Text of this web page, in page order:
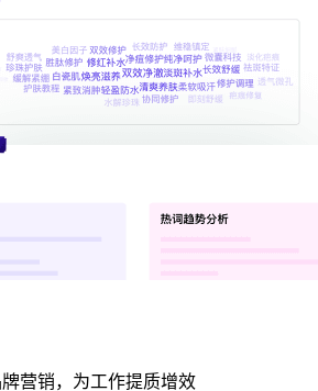
牌营销，为工作提质增效